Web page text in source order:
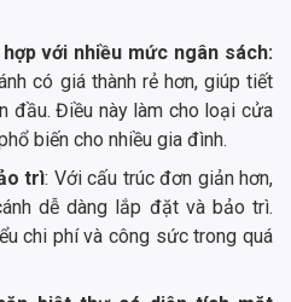
với nhiều mức ngân sách:
có giá thành rẻ hơn, giúp tiết
đầu. Điều này làm cho loại cửa
biến cho nhiều gia đình.
trì: Với cấu trúc đơn giản hơn,
dễ dàng lắp đặt và bảo trì.
chi phí và công sức trong quá